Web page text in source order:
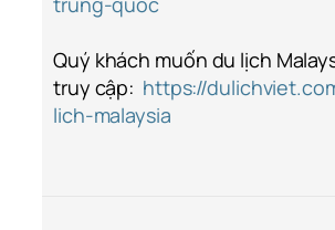
Quý khách muốn du lịch
truy cập: https://
lich-malaysia